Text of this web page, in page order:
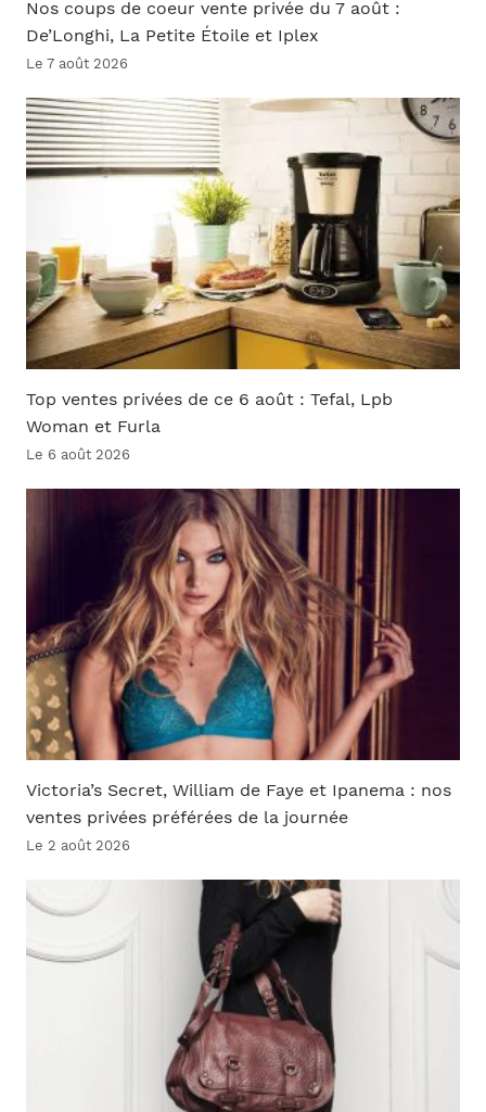
Nos coups de coeur vente privée du 7 août :
De’Longhi, La Petite Étoile et Iplex
Le 7 août 2026
Top ventes privées de ce 6 août : Tefal, Lpb
Woman et Furla
Le 6 août 2026
Victoria’s Secret, William de Faye et Ipanema : nos
ventes privées préférées de la journée
Le 2 août 2026